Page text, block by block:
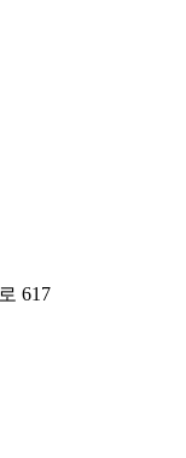
617